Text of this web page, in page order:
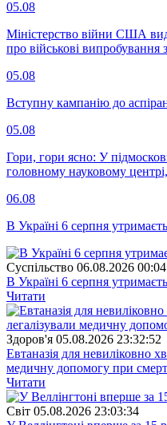
05.08
Міністерство війни США
про військові випробування
05.08
Вступну кампанію до
05.08
Гори, гори ясно: У
головному науковому
06.08
В Україні 6 серпня
Суспiльство 06.08.2026
В Україні 6 серпня
Читати
Здоров'я 05.08.2026 23:32:52
Евтаназія для невиліковно
медичну допомогу при
Читати
Свiт 05.08.2026 23:03:34